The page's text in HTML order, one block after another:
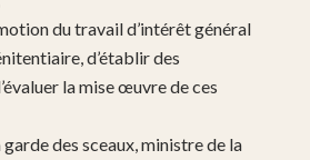
du travail d’intérêt général
d’établir des
la mise œuvre de ces
des sceaux, ministre de la